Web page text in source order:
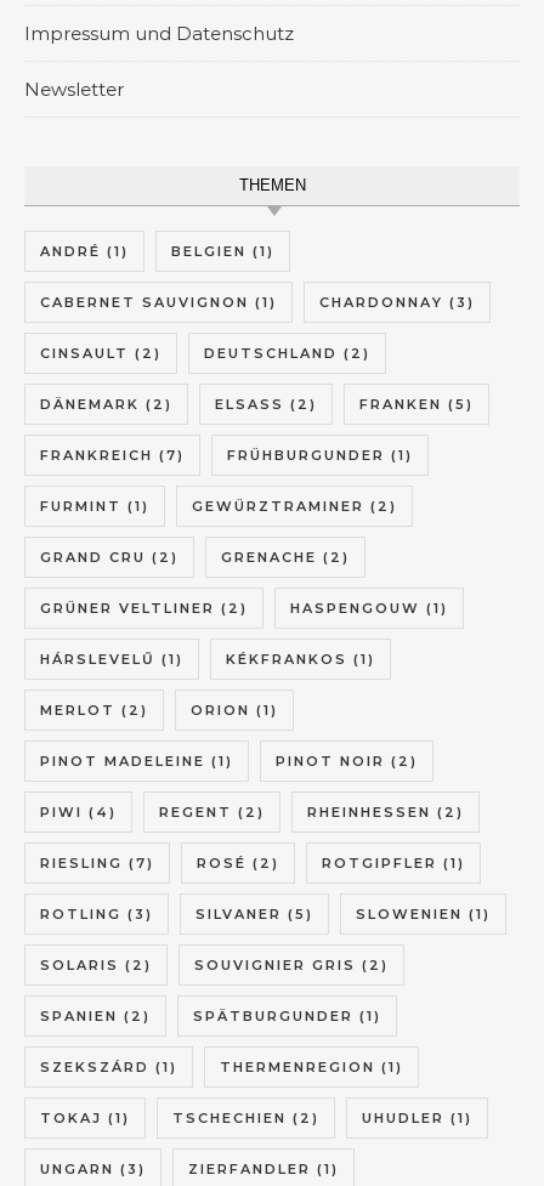
Impressum und Datenschutz
Newsletter
THEMEN
ANDRÉ (1) BELGIEN (1)
CABERNET SAUVIGNON (1) CHARDONNAY (3)
CINSAULT (2) DEUTSCHLAND (2)
DÄNEMARK (2) ELSASS (2) FRANKEN (5)
FRANKREICH (7) FRÜHBURGUNDER (1)
FURMINT (1) GEWÜRZTRAMINER (2)
GRAND CRU (2) GRENACHE (2)
GRÜNER VELTLINER (2) HASPENGOUW (1)
HÁRSLEVELŰ (1) KÉKFRANKOS (1)
MERLOT (2) ORION (1)
PINOT MADELEINE (1) PINOT NOIR (2)
PIWI (4) REGENT (2) RHEINHESSEN (2)
RIESLING (7) ROSÉ (2) ROTGIPFLER (1)
ROTLING (3) SILVANER (5) SLOWENIEN (1)
SOLARIS (2) SOUVIGNIER GRIS (2)
SPANIEN (2) SPÄTBURGUNDER (1)
SZEKSZÁRD (1) THERMENREGION (1)
TOKAJ (1) TSCHECHIEN (2) UHUDLER (1)
UNGARN (3) ZIERFANDLER (1)